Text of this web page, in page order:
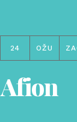
24 OŽU
Afion